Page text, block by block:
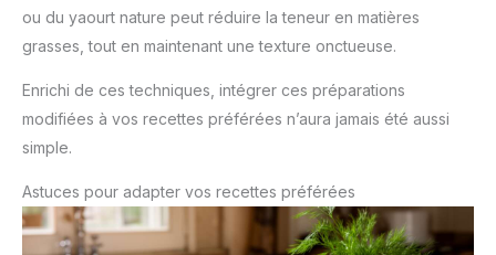
ou du yaourt nature peut réduire la teneur en matières
grasses, tout en maintenant une texture onctueuse.
Enrichi de ces techniques, intégrer ces préparations
modifiées à vos recettes préférées n’aura jamais été aussi
simple.
Astuces pour adapter vos recettes préférées